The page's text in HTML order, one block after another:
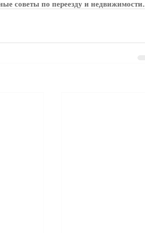
советы по переезду и недвижимости.